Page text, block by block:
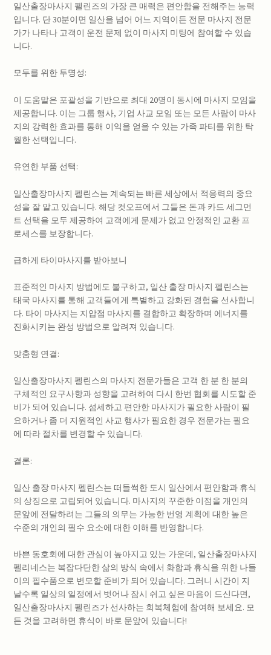
일산출장마사지 펠린즈의 가장 큰 매력은 편안함을 전해주는 능력
입니다. 단 30분이면 일산을 넘어 어느 지역이든 전문 마사지 전문
가가 나타나 고객이 운전 문제 없이 마사지 미팅에 참여할 수 있습
니다.
모두를 위한 투명성:
이 도움말은 포괄성을 기반으로 최대 20명이 동시에 마사지 모임을
제공합니다. 이는 그룹 행사, 기업 사교 모임 또는 모든 사람이 마사
지의 강력한 효과를 통해 이익을 얻을 수 있는 가족 파티를 위한 탁
월한 선택입니다.
유연한 부품 선택:
일산출장마사지 펠린스는 계속되는 빠른 세상에서 적응력의 중요
성을 잘 알고 있습니다. 해당 컷오프에서 그들은 돈과 카드 세그먼
트 선택을 모두 제공하여 고객에게 문제가 없고 안정적인 교환 프
로세스를 보장합니다.
급하게 타이마사지를 받아보니
표준적인 마사지 방법에도 불구하고, 일산 출장 마사지 펠린스는
태국 마사지를 통해 고객들에게 특별하고 강화된 경험을 선사합니
다. 타이 마사지는 지압점 마사지를 결합하고 확장하며 에너지를
진화시키는 완성 방법으로 알려져 있습니다.
맞춤형 연결:
일산출장마사지 펠린스의 마사지 전문가들은 고객 한 분 한 분의
구체적인 요구사항과 성향을 고려하여 다시 한번 협회를 시도할 준
비가 되어 있습니다. 섬세하고 편안한 마사지가 필요한 사람이 필
요하거나 좀 더 지원적인 사교 행사가 필요한 경우 전문가는 필요
에 따라 절차를 변경할 수 있습니다.
결론:
일산 출장 마사지 펠린스는 떠들썩한 도시 일산에서 편안함과 휴식
의 상징으로 고립되어 있습니다. 마사지의 꾸준한 이점을 개인의
문앞에 전달하려는 그들의 의무는 가능한 번영 계획에 대한 높은
수준의 개인의 필수 요소에 대한 이해를 반영합니다.
바쁜 동호회에 대한 관심이 높아지고 있는 가운데, 일산출장마사지
펠리네스는 복잡다단한 삶의 방식 속에서 화합과 휴식을 위한 나들
이의 필수품으로 변모할 준비가 되어 있습니다. 그러니 시간이 지
날수록 일상의 일정에서 벗어나 잠시 쉬고 싶은 마음이 드신다면,
일산출장마사지 펠린즈가 선사하는 회복체험에 참여해 보세요. 모
든 것을 고려하면 휴식이 바로 문앞에 있습니다!